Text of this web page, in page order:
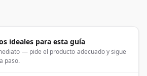
ideales para esta guía
— pide el producto adecuado y sigue
paso.